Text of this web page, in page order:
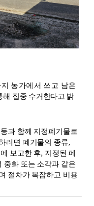
지 농가에서 쓰고 남은
해 집중 수거한다고 밝
과 함께 지정폐기물로
려면 폐기물의 종류,
보고한 후, 지정된 폐
중화 또는 소각과 같은
절차가 복잡하고 비용